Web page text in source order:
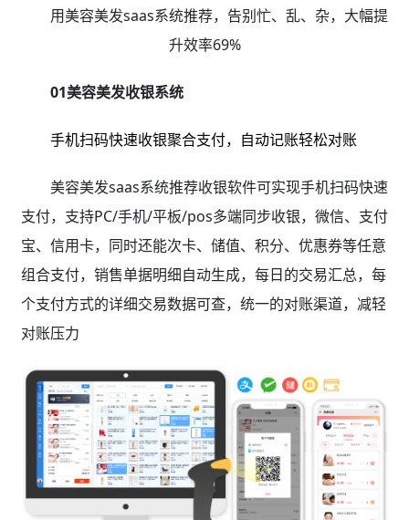
用美容美发saas系统推荐，告别忙、乱、杂，大幅提
升效率69%
01美容美发收银系统
手机扫码快速收银聚合支付，自动记账轻松对账
美容美发saas系统推荐收银软件可实现手机扫码快速
支付，支持PC/手机/平板/pos多端同步收银，微信、支付
宝、信用卡，同时还能次卡、储值、积分、优惠券等任意
组合支付，销售单据明细自动生成，每日的交易汇总，每
个支付方式的详细交易数据可查，统一的对账渠道，减轻
对账压力